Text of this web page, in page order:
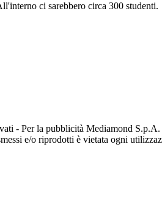
ci sarebbero circa 300 studenti.
- Per la pubblicità Mediamond
e/o riprodotti è vietata ogni